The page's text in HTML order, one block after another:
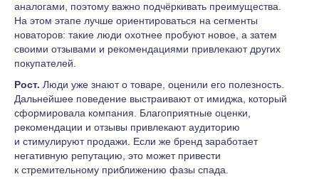
аналогами, поэтому важно подчёркивать преимущества.
На этом этапе лучше ориентироваться на сегменты
новаторов: такие люди охотнее пробуют новое, а затем
своими отзывами и рекомендациями привлекают других
покупателей.
Рост. Люди уже знают о товаре, оценили его полезность.
Дальнейшее поведение выстраивают от имиджа, который
сформировала компания. Благоприятные оценки,
рекомендации и отзывы привлекают аудиторию
и стимулируют продажи. Если же бренд заработает
негативную репутацию, это может привести
к стремительному приближению фазы спада.